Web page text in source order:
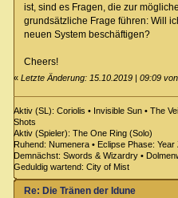
ist, sind es Fragen, die zur
grundsätzliche Frage führen: Will
neuen System beschäftigen?
Cheers!
«Letzte Änderung: 15.10.2019 | 09:09
Aktiv (SL): Coriolis • Invisible Sun • The
Shots
Aktiv (Spieler): The One Ring (Solo)
Ruhend: Numenera • Eclipse Phase: Year
Demnächst: Swords & Wizardry •
Geduldig wartend: City of Mist
Re: Die Tränen der Idune